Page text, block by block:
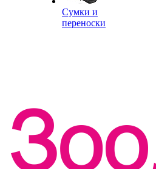
Сумки и
переноски